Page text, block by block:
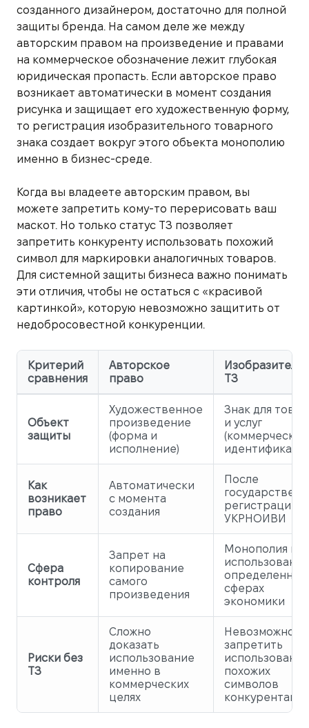
созданного дизайнером, достаточно для полной
защиты бренда. На самом деле же между
авторским правом на произведение и правами
на коммерческое обозначение лежит глубокая
юридическая пропасть. Если авторское право
возникает автоматически в момент создания
рисунка и защищает его художественную форму,
то регистрация изобразительного товарного
знака создает вокруг этого объекта монополию
именно в бизнес-среде.
Когда вы владеете авторским правом, вы
можете запретить кому-то перерисовать ваш
маскот. Но только статус ТЗ позволяет
запретить конкуренту использовать похожий
символ для маркировки аналогичных товаров.
Для системной защиты бизнеса важно понимать
эти отличия, чтобы не остаться с «красивой
картинкой», которую невозможно защитить от
недобросовестной конкуренции.
Критерий
сравнения
Авторское
право
ТЗ
Объект
защиты
Художественное
произведение
(форма и
исполнение)
Знак для
и услуг
(коммерческий
Как
возникает
право
Автоматически
с момента
создания
После
регистрации в
УКРНОИВИ
Сфера
контроля
Запрет на
копирование
самого
произведения
Монополия на
определенных
сферах
экономики
Риски без
ТЗ
Сложно
доказать
использование
именно в
коммерческих
целях
Невозможно
запретить
использование
похожих
символов
конкурентами